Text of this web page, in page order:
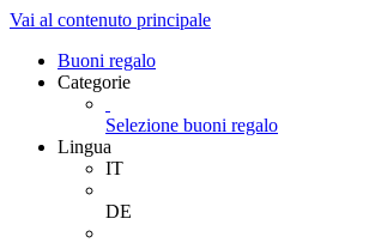
Vai al contenuto principale
Buoni regalo
Categorie
Selezione buoni regalo
Lingua
IT
DE